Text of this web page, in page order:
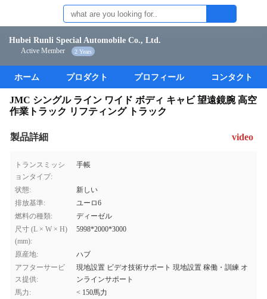
Hubei Runli Special Automobile Co., Ltd.
Active Member 2 Years
ホーム プロダクト プロフィール コンタクト
JMC シングル ライン ワイド ボディ キャビ 望遠鏡腕 高空
作業トラック リフティング トラック
製品詳細 video
トランスミッシ
ョンタイプ:
手帳
状態:
新しい
排放基準:
ユーロ6
燃料の種類:
ディーゼル
尺寸 (L × W × H)
(mm):
5998*2000*3000
原産地:
ハブ
アフターサービ
ス提供:
現地設置 ビデオ技術サポート 現地設置 稼働・訓練 オ
ンラインサポート
馬力:
< 150馬力